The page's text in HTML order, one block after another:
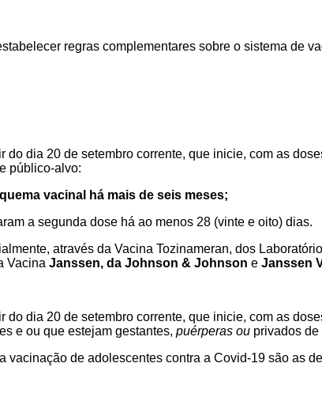
regras complementares sobre o sistema de
do dia 20 de setembro corrente, que inicie, com as
público-alvo:
vacinal há mais de seis meses;
a segunda dose há ao menos 28 (vinte e oito) dias.
através da Vacina Tozinameran, dos
Vacina Janssen, da Johnson & Johnson e Janssen
dia 20 de setembro corrente, que inicie, com as
e ou que estejam gestantes, puérperas ou privados
de adolescentes contra a Covid-19 são as